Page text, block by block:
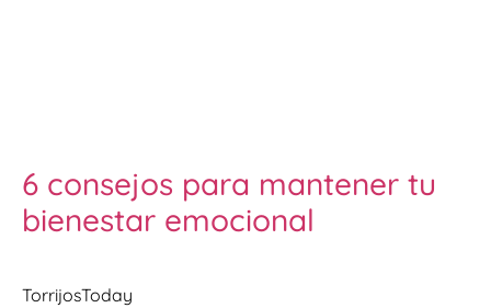
6 consejos para mantener tu
bienestar emocional
TorrijosToday